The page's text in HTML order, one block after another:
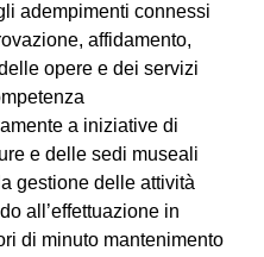
adempimenti connessi
affidamento,
opere e dei servizi
a iniziative di
e delle sedi museali
gestione delle attività
all’effettuazione in
di minuto mantenimento